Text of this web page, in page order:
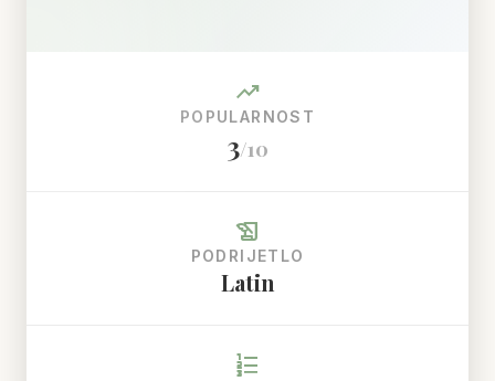
trending_up
POPULARNOST
3/10
history_edu
PODRIJETLO
Latin
format_list_numbered